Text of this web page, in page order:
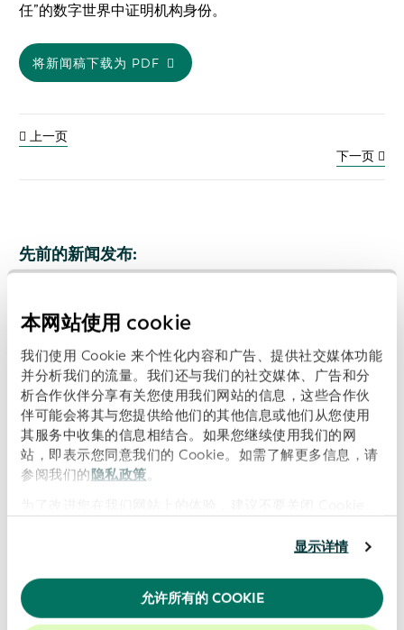
本网站使用 cookie
我们使用 Cookie 来个性化内容和广告、提供社交媒体功能
并分析我们的流量。我们还与我们的社交媒体、广告和分
析合作伙伴分享有关您使用我们网站的信息，这些合作伙
伴可能会将其与您提供给他们的其他信息或他们从您使用
其服务中收集的信息相结合。如果您继续使用我们的网
站，即表示您同意我们的 Cookie。如需了解更多信息，请
参阅我们的隐私政策 。
显示详情
允许所有的 COOKIE
任”的数字世界中证明机构身份。
将新闻稿下载为 PDF
上一页
下一页
先前的新闻发布:
Open Supply Hub、维基媒体德国分会和
Wikirate International加入GLEIF的全球开放数
据集成网络（GODIN），以推动数据互操作
性，促进透明度、可持续性和数字信任
日期: 2026-07-16
数据透明度